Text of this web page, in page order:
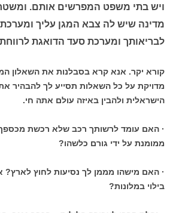
ויש בתי משפט המפרשים אותם.
מדינה שיש לה צבא המגן עליך ומערכת
לבריאותך ומערכת סעד הדואגת
קורא יקר. אנא קרא בסבלנות את השאלון
מדויקת על כל השאלות תסייע לך להבהיר
הישראלית ולהבין באיזה עולם אתה חי.
· האם עומד לרשותך רכב שלא רכשת מכספך,
ממומנת על ידי גורם כלשהו?
· האם מישהו מממן לך נסיעות לחוץ לארץ?
בילוי במלונות?